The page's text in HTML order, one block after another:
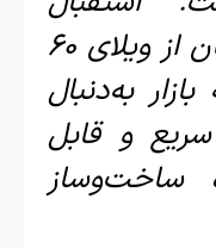
بی‌نظیر بازدیدکنندگان از ویلای ۶۰
قابل